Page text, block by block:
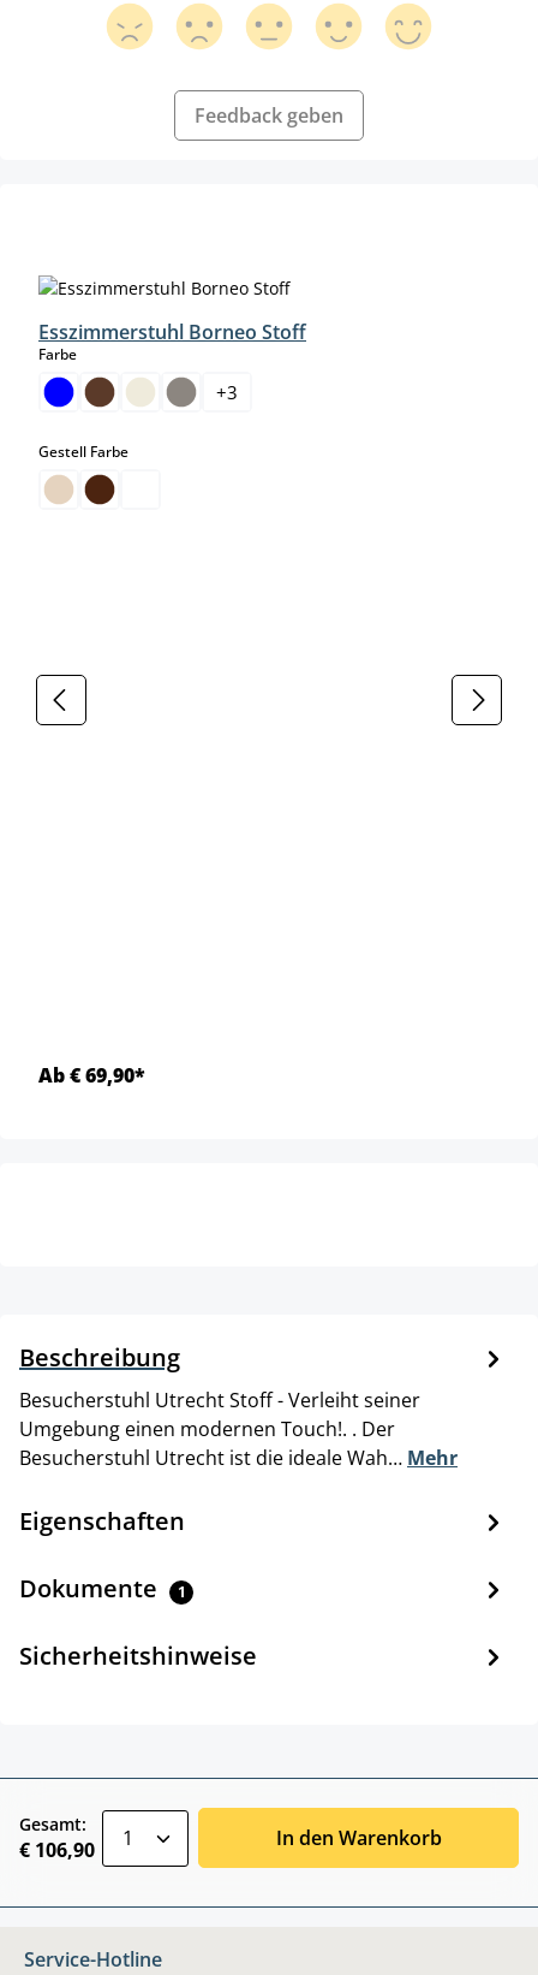
Feedback geben
Esszimmerstuhl Borneo Stoff
Farbeauswählen
+3
Gestell Farbeauswählen
Ab € 69,90*
Beschreibung
Besucherstuhl Utrecht Stoff - Verleiht seiner
Umgebung einen modernen Touch!. . Der
Besucherstuhl Utrecht ist die ideale Wah… Mehr
Eigenschaften
Dokumente 1
Sicherheitshinweise
Gesamt:
€ 106,90 In den Warenkorb
Service-Hotline